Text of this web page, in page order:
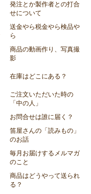
発注とか製作者との打合
せについて
送金やら税金やら検品や
ら
商品の動画作り、写真撮
影
在庫はどこにある？
ご注文いただいた時の
「中の人」
お問合せは誰に届く？
笛屋さんの「読みもの」
のお話
毎月お届けするメルマガ
のこと
商品はどうやって送られ
る？